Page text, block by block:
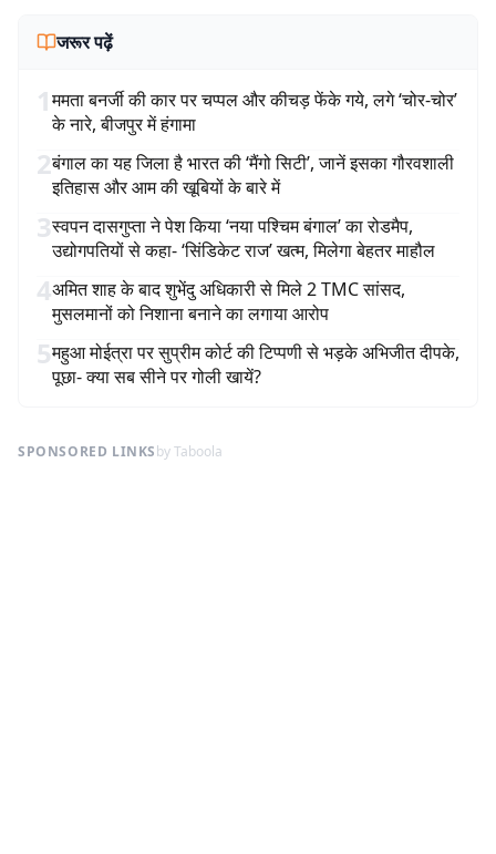
जरूर पढ़ें
1ममता बनर्जी की कार पर चप्पल और कीचड़ फेंके गये, लगे ‘चोर-चोर’
के नारे, बीजपुर में हंगामा
2बंगाल का यह जिला है भारत की ‘मैंगो सिटी’, जानें इसका गौरवशाली
इतिहास और आम की खूबियों के बारे में
3स्वपन दासगुप्ता ने पेश किया ‘नया पश्चिम बंगाल’ का रोडमैप,
उद्योगपतियों से कहा- ‘सिंडिकेट राज’ खत्म, मिलेगा बेहतर माहौल
4अमित शाह के बाद शुभेंदु अधिकारी से मिले 2 TMC सांसद,
मुसलमानों को निशाना बनाने का लगाया आरोप
5महुआ मोईत्रा पर सुप्रीम कोर्ट की टिप्पणी से भड़के अभिजीत दीपके,
पूछा- क्या सब सीने पर गोली खायें?
SPONSORED LINKSby Taboola